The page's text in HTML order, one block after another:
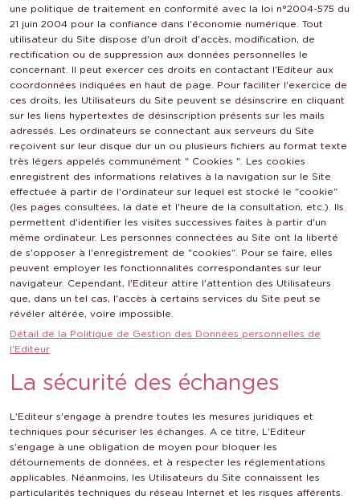
une politique de traitement en conformité avec la loi n°2004-575 du
21 juin 2004 pour la confiance dans l'économie numérique. Tout
utilisateur du Site dispose d'un droit d'accès, modification, de
rectification ou de suppression aux données personnelles le
concernant. Il peut exercer ces droits en contactant l'Editeur aux
coordonnées indiquées en haut de page. Pour faciliter l'exercice de
ces droits, les Utilisateurs du Site peuvent se désinscrire en cliquant
sur les liens hypertextes de désinscription présents sur les mails
adressés. Les ordinateurs se connectant aux serveurs du Site
reçoivent sur leur disque dur un ou plusieurs fichiers au format texte
très légers appelés communément " Cookies ". Les cookies
enregistrent des informations relatives à la navigation sur le Site
effectuée à partir de l'ordinateur sur lequel est stocké le "cookie"
(les pages consultées, la date et l'heure de la consultation, etc.). Ils
permettent d'identifier les visites successives faites à partir d'un
même ordinateur. Les personnes connectées au Site ont la liberté
de s'opposer à l'enregistrement de "cookies". Pour se faire, elles
peuvent employer les fonctionnalités correspondantes sur leur
navigateur. Cependant, l'Editeur attire l'attention des Utilisateurs
que, dans un tel cas, l'accès à certains services du Site peut se
révéler altérée, voire impossible.
Détail de la Politique de Gestion des Données personnelles de
l'Editeur
La sécurité des échanges
L'Editeur s'engage à prendre toutes les mesures juridiques et
techniques pour sécuriser les échanges. A ce titre, L'Editeur
s'engage à une obligation de moyen pour bloquer les
détournements de données, et à respecter les réglementations
applicables. Néanmoins, les Utilisateurs du Site connaissent les
particularités techniques du réseau Internet et les risques afférents.